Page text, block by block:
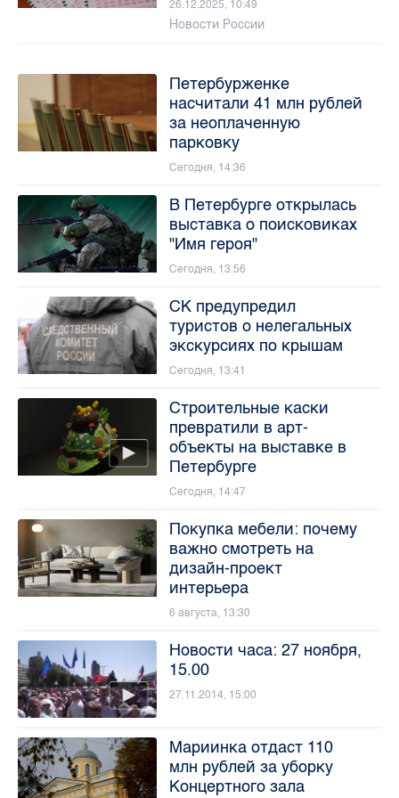
26.12.2025, 10:49
Новости России
Петербурженке
насчитали 41 млн рублей
за неоплаченную
парковку
Сегодня, 14:36
В Петербурге открылась
выставка о поисковиках
"Имя героя"
Сегодня, 13:56
СК предупредил
туристов о нелегальных
экскурсиях по крышам
Сегодня, 13:41
Строительные каски
превратили в арт-
объекты на выставке в
Петербурге
Сегодня, 14:47
Покупка мебели: почему
важно смотреть на
дизайн-проект
интерьера
6 августа, 13:30
Новости часа: 27 ноября,
15.00
27.11.2014, 15:00
Мариинка отдаст 110
млн рублей за уборку
Концертного зала